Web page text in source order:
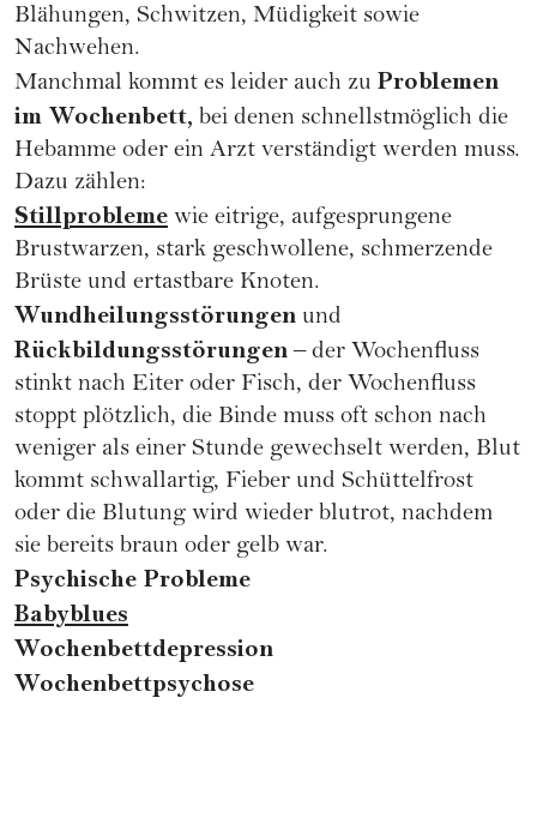
Blähungen, Schwitzen, Müdigkeit sowie
Nachwehen.
Manchmal kommt es leider auch zu Problemen
im Wochenbett, bei denen schnellstmöglich die
Hebamme oder ein Arzt verständigt werden muss.
Dazu zählen:
Stillprobleme wie eitrige, aufgesprungene
Brustwarzen, stark geschwollene, schmerzende
Brüste und ertastbare Knoten.
Wundheilungsstörungen und
Rückbildungsstörungen– der Wochenfluss
stinkt nach Eiter oder Fisch, der Wochenfluss
stoppt plötzlich, die Binde muss oft schon nach
weniger als einer Stunde gewechselt werden, Blut
kommt schwallartig, Fieber und Schüttelfrost
oder die Blutung wird wieder blutrot, nachdem
sie bereits braun oder gelb war.
Psychische Probleme
Babyblues
Wochenbettdepression
Wochenbettpsychose